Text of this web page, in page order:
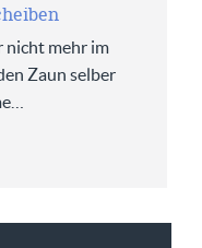
nicht mehr im
Zaun selber